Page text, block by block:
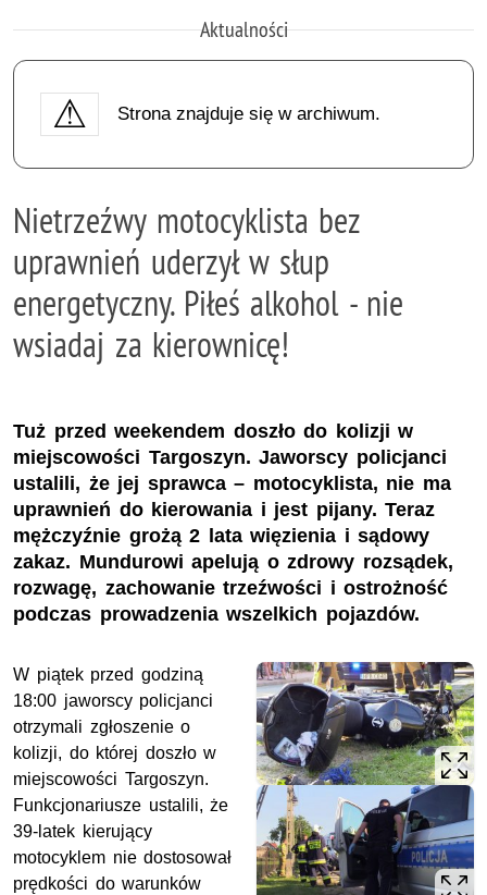
Aktualności
Strona znajduje się w archiwum.
Nietrzeźwy motocyklista bez
uprawnień uderzył w słup
energetyczny. Piłeś alkohol - nie
wsiadaj za kierownicę!
Tuż przed weekendem doszło do kolizji w
miejscowości Targoszyn. Jaworscy policjanci
ustalili, że jej sprawca – motocyklista, nie ma
uprawnień do kierowania i jest pijany. Teraz
mężczyźnie grożą 2 lata więzienia i sądowy
zakaz. Mundurowi apelują o zdrowy rozsądek,
rozwagę, zachowanie trzeźwości i ostrożność
podczas prowadzenia wszelkich pojazdów.
W piątek przed godziną
18:00 jaworscy policjanci
otrzymali zgłoszenie o
kolizji, do której doszło w
miejscowości Targoszyn.
Funkcjonariusze ustalili, że
39-latek kierujący
motocyklem nie dostosował
prędkości do warunków